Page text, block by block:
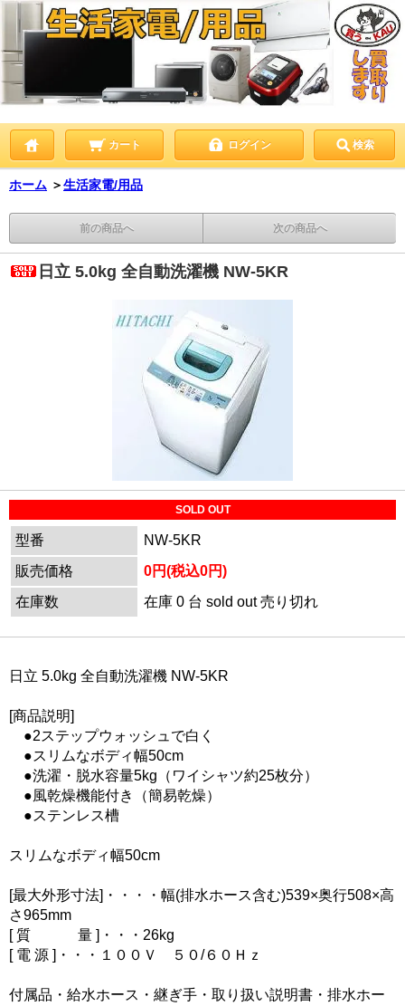
カート ログイン 検索
ホーム ＞生活家電/用品
前の商品へ 次の商品へ
日立 5.0kg 全自動洗濯機 NW-5KR
SOLD OUT
型番
NW-5KR
販売価格
0円(税込0円)
在庫数
在庫 0 台 sold out 売り切れ
日立 5.0kg 全自動洗濯機 NW-5KR
[商品説明]
●2ステップウォッシュで白く
●スリムなボディ幅50cm
●洗濯・脱水容量5kg（ワイシャツ約25枚分）
●風乾燥機能付き（簡易乾燥）
●ステンレス槽
スリムなボディ幅50cm
[最大外形寸法]・・・・幅(排水ホース含む)539×奥行508×高
さ965mm
[ 質 量 ]・・・26kg
[ 電 源 ]・・・１００Ｖ ５０/６０Ｈｚ
付属品・給水ホース・継ぎ手・取り扱い説明書・排水ホー